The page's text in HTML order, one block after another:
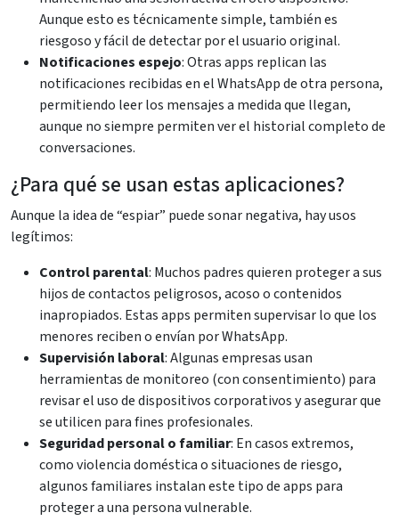
Aunque esto es técnicamente simple, también es
riesgoso y fácil de detectar por el usuario original.
Notificaciones espejo: Otras apps replican las
notificaciones recibidas en el WhatsApp de otra persona,
permitiendo leer los mensajes a medida que llegan,
aunque no siempre permiten ver el historial completo de
conversaciones.
¿Para qué se usan estas aplicaciones?
Aunque la idea de “espiar” puede sonar negativa, hay usos
legítimos:
Control parental: Muchos padres quieren proteger a sus
hijos de contactos peligrosos, acoso o contenidos
inapropiados. Estas apps permiten supervisar lo que los
menores reciben o envían por WhatsApp.
Supervisión laboral: Algunas empresas usan
herramientas de monitoreo (con consentimiento) para
revisar el uso de dispositivos corporativos y asegurar que
se utilicen para fines profesionales.
Seguridad personal o familiar: En casos extremos,
como violencia doméstica o situaciones de riesgo,
algunos familiares instalan este tipo de apps para
proteger a una persona vulnerable.